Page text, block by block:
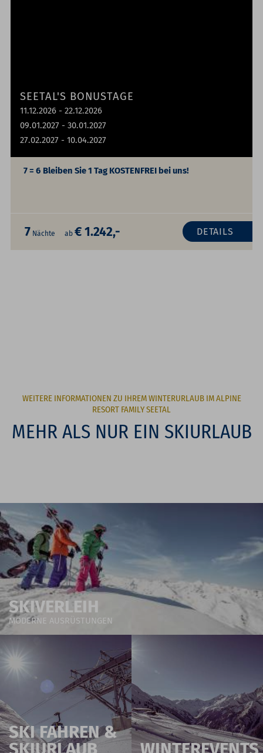
SEETAL'S BONUSTAGE
11.12.2026 - 22.12.2026
09.01.2027 - 30.01.2027
27.02.2027 - 10.04.2027
7 = 6 Bleiben Sie 1 Tag KOSTENFREI bei uns!
7 Nächte ab € 1.242,- DETAILS
WEITERE INFORMATIONEN ZU IHREM WINTERURLAUB IM ALPINE
RESORT FAMILY SEETAL
MEHR ALS NUR EIN SKIURLAUB
SKIVERLEIH
MODERNE AUSRÜSTUNGEN
SKI FAHREN &